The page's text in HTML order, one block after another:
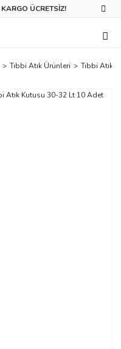
KARGO ÜCRETSİZ!
Tıbbi Atık Ürünleri Tıbbi Atık